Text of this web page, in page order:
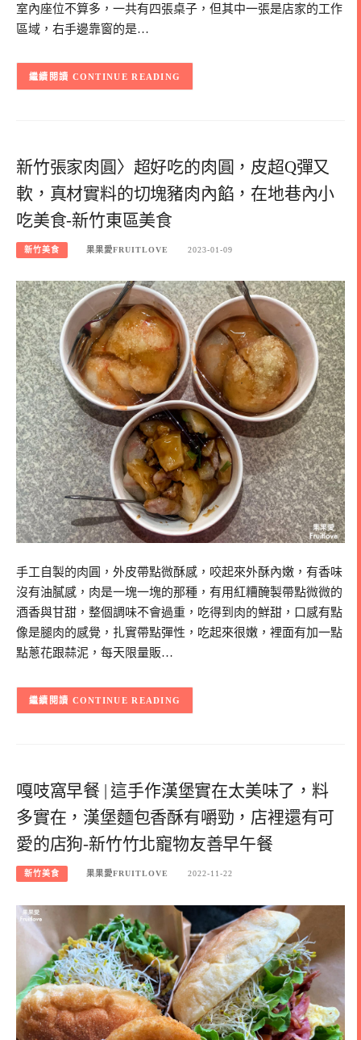
室內座位不算多，一共有四張桌子，但其中一張是店家的工作
區域，右手邊靠窗的是…
CONTINUE READING
新竹張家肉圓〉超好吃的肉圓，皮超Q彈又
軟，真材實料的切塊豬肉內餡，在地巷內小
吃美食-新竹東區美食
新竹美食 果果愛FRUITLOVE 2023-01-09
手工自製的肉圓，外皮帶點微酥感，咬起來外酥內嫩，有香味
沒有油膩感，肉是一塊一塊的那種，有用紅糟醃製帶點微微的
酒香與甘甜，整個調味不會過重，吃得到肉的鮮甜，口感有點
像是腿肉的感覺，扎實帶點彈性，吃起來很嫩，裡面有加一點
點蔥花跟蒜泥，每天限量販…
CONTINUE READING
嘎吱窩早餐 | 這手作漢堡實在太美味了，料
多實在，漢堡麵包香酥有嚼勁，店裡還有可
愛的店狗-新竹竹北寵物友善早午餐
新竹美食 果果愛FRUITLOVE 2022-11-22